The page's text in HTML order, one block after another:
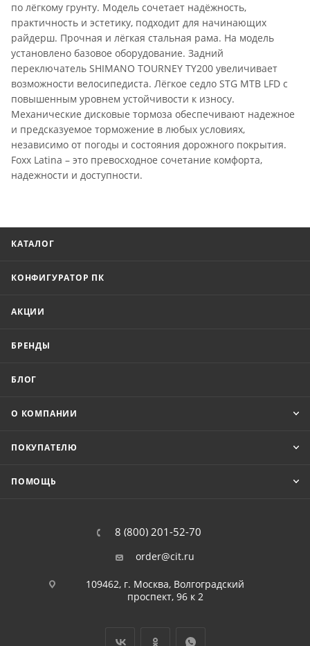
по лёгкому грунту. Модель сочетает надёжность,
практичность и эстетику, подходит для начинающих
райдерш. Прочная и лёгкая стальная рама. На модель
установлено базовое оборудование. Задний
переключатель SHIMANO TOURNEY TY200 увеличивает
возможности велосипедиста. Лёгкое седло STG MTB LFD с
повышенным уровнем устойчивости к износу.
Механические дисковые тормоза обеспечивают надежное
и предсказуемое торможение в любых условиях,
независимо от погоды и состояния дорожного покрытия.
Foxx Latina – это превосходное сочетание комфорта,
надежности и доступности.
КАТАЛОГ
КОНФИГУРАТОР ПК
АКЦИИ
БРЕНДЫ
БЛОГ
О КОМПАНИИ
ПОКУПАТЕЛЮ
ПОМОЩЬ
8 (800) 201-52-70
order@cit.ru
109462, г. Москва, Волгоградский
проспект, 96 к 2